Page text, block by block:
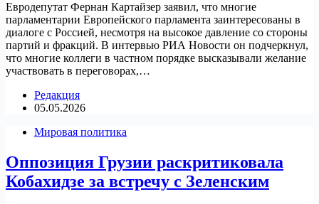
Евродепутат Фернан Картайзер заявил, что многие
парламентарии Европейского парламента заинтересованы в
диалоге с Россией, несмотря на высокое давление со стороны
партий и фракций. В интервью РИА Новости он подчеркнул,
что многие коллеги в частном порядке высказывали желание
участвовать в переговорах,…
Редакция
05.05.2026
Мировая политика
Оппозиция Грузии раскритиковала
Кобахидзе за встречу с Зеленским